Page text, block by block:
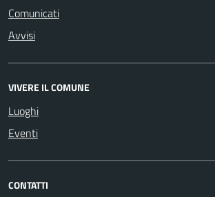
Comunicati
Avvisi
VIVERE IL COMUNE
Luoghi
Eventi
CONTATTI